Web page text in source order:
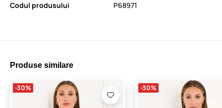
Codul produsului
P68971
Produse similare
-30% -30%